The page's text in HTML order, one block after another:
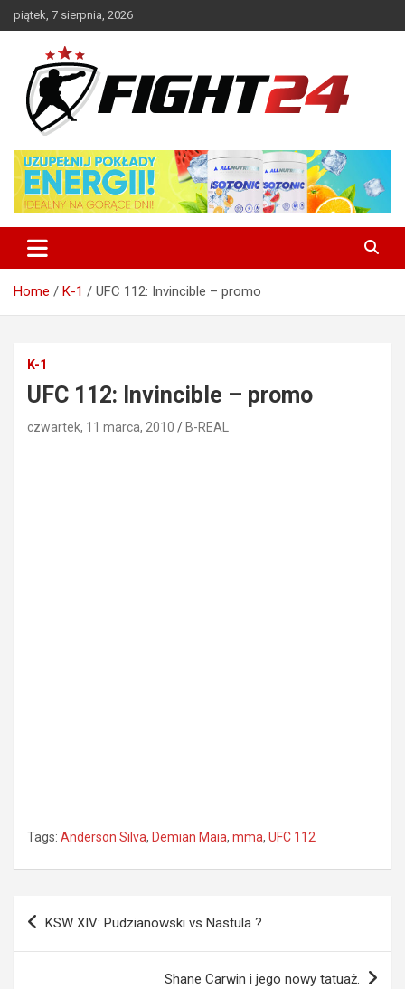
Skip
to
piątek, 7 sierpnia, 2026
FIGHT24.PL – MMA i K-1, UFC
Home K-1 UFC 112: Invincible – promo
K-1
UFC 112: Invincible – promo
czwartek, 11 marca, 2010 B-REAL
Tags: Anderson Silva, Demian Maia, mma, UFC 112
Nawigacja
KSW XIV: Pudzianowski vs Nastula ?
Shane Carwin i jego nowy tatuaż.